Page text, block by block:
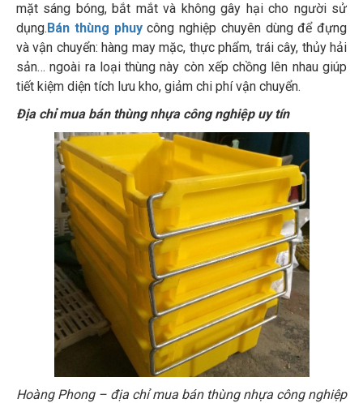
mặt sáng bóng, bắt mắt và không gây hại cho người sử
dụng.Bán thùng phuycông nghiệp chuyên dùng để đựng
và vận chuyển: hàng may mặc, thực phẩm, trái cây, thủy hải
sản… ngoài ra loại thùng này còn xếp chồng lên nhau giúp
tiết kiệm diện tích lưu kho, giảm chi phí vận chuyển.
Địa chỉ mua bán thùng nhựa công nghiệp uy tín
Hoàng Phong – địa chỉ mua bán thùng nhựa công nghiệp